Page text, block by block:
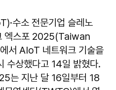
수소 전문기업 슬레노
엑스포 2025(Taiwan
AIoT 네트워크 기술을
수상했다고 14일 밝혔다.
는 지난 달 16일부터 18